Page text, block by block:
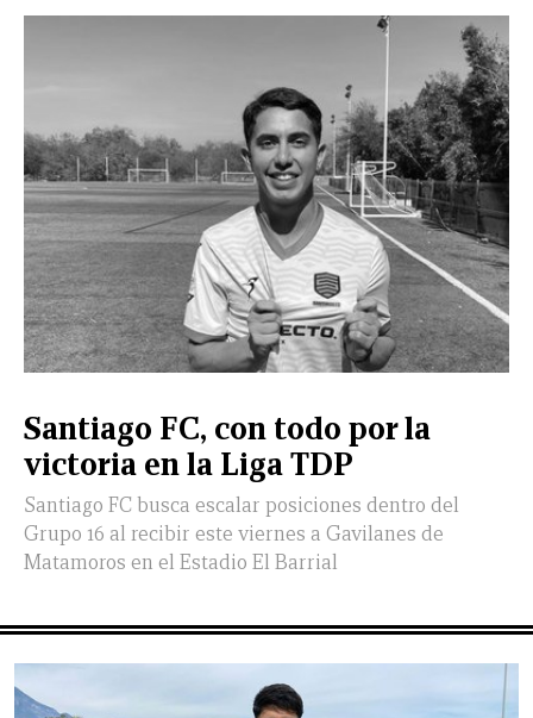
Santiago FC, con todo por la
victoria en la Liga TDP
Santiago FC busca escalar posiciones dentro del
Grupo 16 al recibir este viernes a Gavilanes de
Matamoros en el Estadio El Barrial